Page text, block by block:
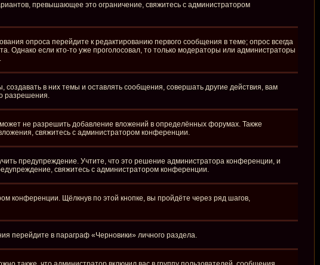
превышающее это ограничение, свяжитесь с администратором
опроса перейдите к редактированию первого сообщения в теме; опрос всегда
Однако если кто-то уже проголосовал, то только модераторы или администраторы
в них темы и оставлять сообщения, совершать другие действия, вам
разрешения.
не разрешить добавление вложений в определённых форумах. Также
свяжитесь с администратором конференции.
предупреждение. Учтите, что это решение администратора конференции, и
свяжитесь с администратором конференции.
конференции. Щёлкнув по этой кнопке, вы пройдёте через ряд шагов,
перейдите в параграф «Черновики» личного раздела.